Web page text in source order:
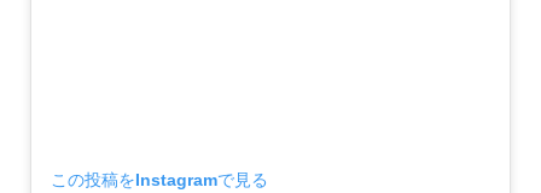
この投稿をInstagramで見る